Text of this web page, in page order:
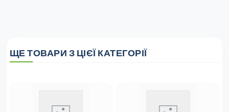
ЩЕ ТОВАРИ З ЦІЄЇ КАТЕГОРІЇ